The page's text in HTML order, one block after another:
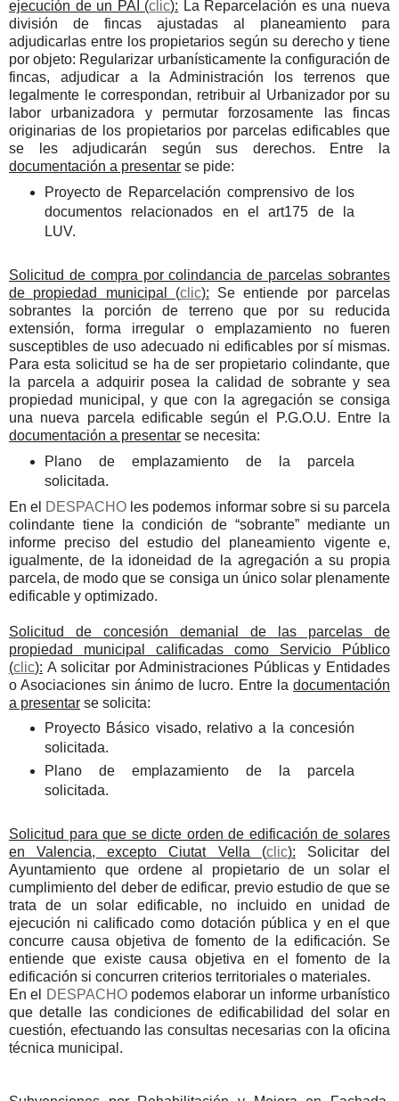
ejecución de un PAI (clic): La Reparcelación es una nueva
división de fincas ajustadas al planeamiento para
adjudicarlas entre los propietarios según su derecho y tiene
por objeto: Regularizar urbanísticamente la configuración de
fincas, adjudicar a la Administración los terrenos que
legalmente le correspondan, retribuir al Urbanizador por su
labor urbanizadora y permutar forzosamente las fincas
originarias de los propietarios por parcelas edificables que
se les adjudicarán según sus derechos. Entre la
documentación a presentar se pide:
Proyecto de Reparcelación comprensivo de los
documentos relacionados en el art175 de la
LUV.
Solicitud de compra por colindancia de parcelas sobrantes
de propiedad municipal (clic): Se entiende por parcelas
sobrantes la porción de terreno que por su reducida
extensión, forma irregular o emplazamiento no fueren
susceptibles de uso adecuado ni edificables por sí mismas.
Para esta solicitud se ha de ser propietario colindante, que
la parcela a adquirir posea la calidad de sobrante y sea
propiedad municipal, y que con la agregación se consiga
una nueva parcela edificable según el P.G.O.U. Entre la
documentación a presentar se necesita:
Plano de emplazamiento de la parcela
solicitada.
En el DESPACHO les podemos informar sobre si su parcela
colindante tiene la condición de “sobrante” mediante un
informe preciso del estudio del planeamiento vigente e,
igualmente, de la idoneidad de la agregación a su propia
parcela, de modo que se consiga un único solar plenamente
edificable y optimizado.
Solicitud de concesión demanial de las parcelas de
propiedad municipal calificadas como Servicio Público
(clic): A solicitar por Administraciones Públicas y Entidades
o Asociaciones sin ánimo de lucro. Entre la documentación
a presentar se solicita:
Proyecto Básico visado, relativo a la concesión
solicitada.
Plano de emplazamiento de la parcela
solicitada.
Solicitud para que se dicte orden de edificación de solares
en Valencia, excepto Ciutat Vella (clic): Solicitar del
Ayuntamiento que ordene al propietario de un solar el
cumplimiento del deber de edificar, previo estudio de que se
trata de un solar edificable, no incluido en unidad de
ejecución ni calificado como dotación pública y en el que
concurre causa objetiva de fomento de la edificación. Se
entiende que existe causa objetiva en el fomento de la
edificación si concurren criterios territoriales o materiales.
En el
DESPACHOpodemos elaborar un informe urbanístico
que detalle las condiciones de edificabilidad del solar en
cuestión, efectuando las consultas necesarias con la oficina
técnica municipal.